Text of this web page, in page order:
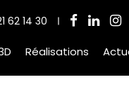
62 14 30
Réalisations